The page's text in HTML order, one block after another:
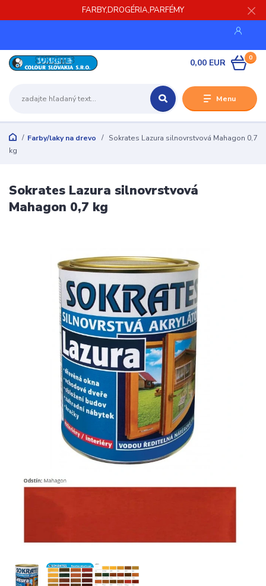
FARBY,DROGÉRIA,PARFÉMY
Menu
0
0,00 EUR
Farby/laky na drevo
Sokrates Lazura silnovrstvová Mahagon 0,7
kg
Sokrates Lazura silnovrstvová
Mahagon 0,7 kg